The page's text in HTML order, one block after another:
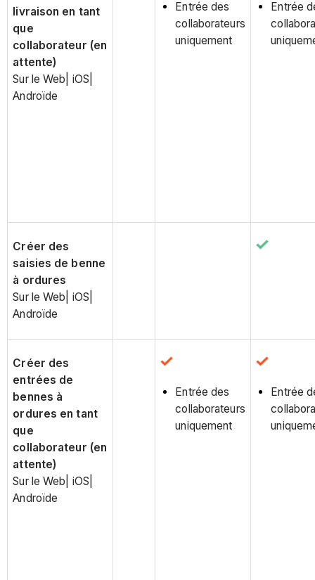
livraison en tant
que
collaborateur (en
attente)
Sur le Web| iOS|
Androïde
Entrée des
collaborateurs
uniquement
Entrée
Créer des
saisies de benne
à ordures
Sur le Web| iOS|
Androïde
Créer des
entrées de
bennes à
ordures en tant
que
collaborateur (en
attente)
Sur le Web| iOS|
Androïde
Entrée des
collaborateurs
uniquement
Entrée